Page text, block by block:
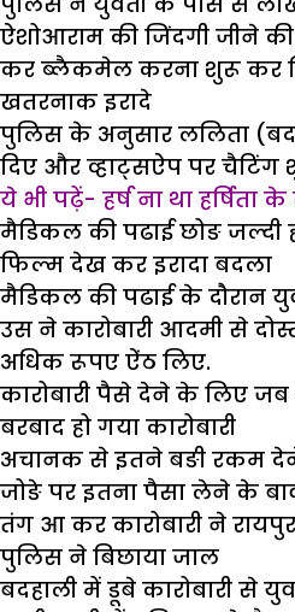
ऐशोआराम की जिंदगी जीने
कर ब्लैकमेल करना शुरू कर
खतरनाक इरादे
पुलिस के अनुसार ललिता
दिए और व्हाट्सऐप पर चैटिंग
ये भी पढ़ें- हर्ष ना था हर्षिता
मैडिकल की पढाई छोङ
फिल्म देख कर इरादा बदला
मैडिकल की पढाई के दौरान
उस ने कारोबारी आदमी से
अधिक रूपए ऐंठ लिए.
कारोबारी पैसे देने के लिए
बरबाद हो गया कारोबारी
अचानक से इतने बङी रकम देने
जोङे पर इतना पैसा लेने के
तंग आ कर कारोबारी ने
पुलिस ने बिछाया जाल
बदहाली में डूबे कारोबारी से